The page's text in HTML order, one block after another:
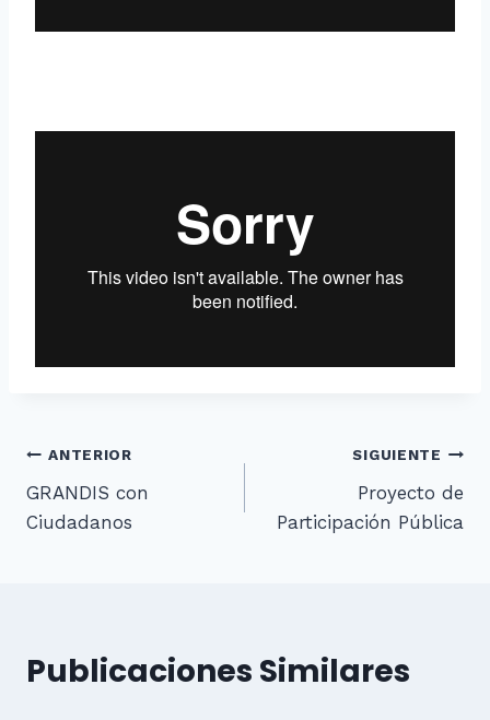
Navegación
de
ANTERIOR
GRANDIS con
Ciudadanos
SIGUIENTE
Proyecto de
Participación Pública
Publicaciones Similares